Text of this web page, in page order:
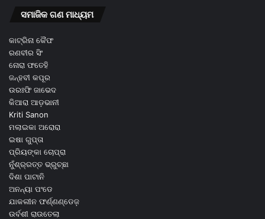
ସମାଜିକ ଗଣ ମାଧ୍ୟମ
କାଟ୍ରିନା କୈଫ
ରଣବୀର ସିଂ
ନୋରା ଫତେହି
ଜନ୍ହବୀ କପୂର
ଉରଃଫି ଜାଭେଦ
କିଆରା ଆଡ଼ଭାନୀ
Kriti Sanon
ମଲାଇକା ଅରୋରା
ଇଷା ଗୁପ୍ତା
ପ୍ରିୟଙ୍କା ଚୋପ୍ରା
ନୁଁଶ୍ର୍ରତ୍ତ ଭ୍ରୁଚ୍ଛା
ଦିଶା ପାଟାନି
ଅନନ୍ୟା ପଂଡେ
ଯାକଲୀନ ଫର୍ଣ୍ଣଣ୍ଡେଜ଼
ଉର୍ବଶୀ ରାଉତେଲା